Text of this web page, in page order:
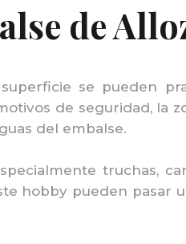
de
se pueden
de seguridad, la
del embalse.
truchas,
hobby pueden pasar